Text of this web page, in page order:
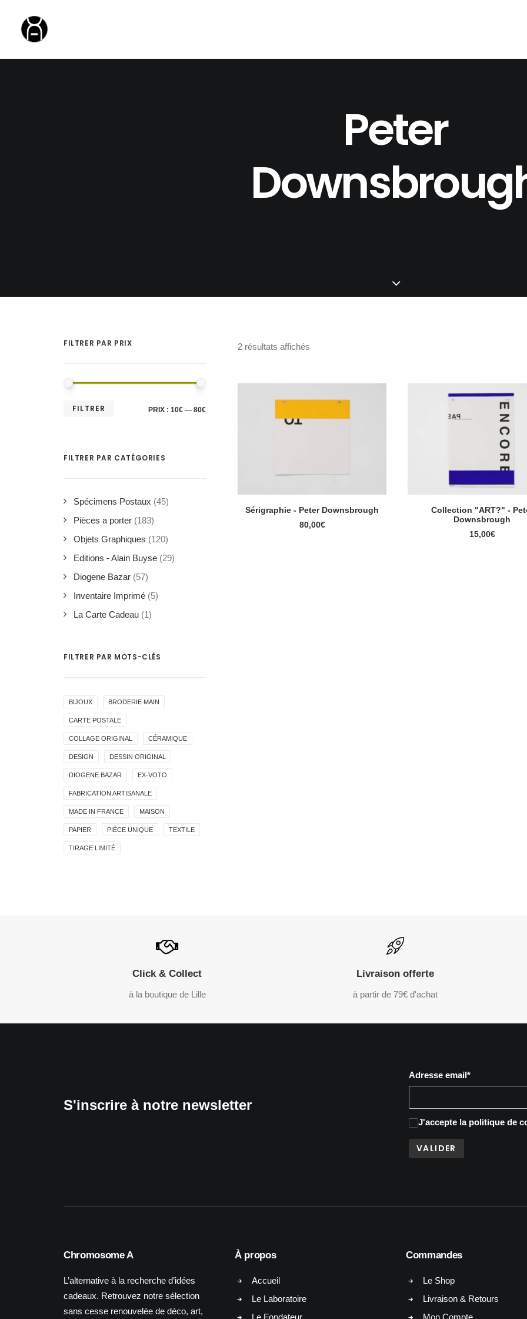
Peter
FILTRER PAR PRIX
PRIX
PRIX
FILTRER PRIX : 10€ — 80€
FILTRER PAR CATÉGORIES
Spécimens Postaux (45)
Pièces a porter (183)
Objets Graphiques (120)
Editions - Alain Buyse (29)
Diogene Bazar (57)
Inventaire Imprimé (5)
La Carte Cadeau (1)
FILTRER PAR MOTS-CLÉS
BIJOUX BRODERIE MAIN
CARTE POSTALE
COLLAGE ORIGINAL CÉRAMIQUE
DESIGN DESSIN ORIGINAL
DIOGENE BAZAR EX-VOTO
FABRICATION ARTISANALE
MADE IN FRANCE MAISON
PAPIER PIÈCE UNIQUE TEXTILE
TIRAGE LIMITÉ
2 résultats affichés
Sérigraphie - Peter Downsbrough
80,00€
AJOUTER AU PANIER
Collection "ART?" -
Downsbrough
15,00€
Click & Collect
à la boutique de Lille
Livraison offerte
à partir de 79€ d'achat
S'inscrire à notre newsletter
Adresse email*
J'accepte la politique de
Chromosome A
L’alternative à la recherche d’idées
cadeaux. Retrouvez notre sélection
sans cesse renouvelée de déco, art,
À propos
Accueil
Le Laboratoire
Le Fondateur
Commandes
Le Shop
Livraison & Retours
Mon Compte